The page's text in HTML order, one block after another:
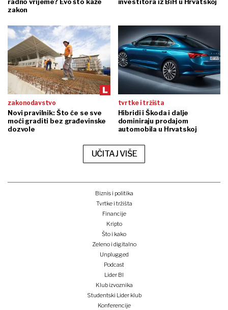
radno vrijeme? Evo što kaže
zakon
investitora iz BiH u Hrvatskoj
zakonodavstvo
Novi pravilnik: Što će se sve
moći graditi bez građevinske
dozvole
tvrtke i tržišta
Hibridi i Škoda i dalje
dominiraju prodajom
automobila u Hrvatskoj
UČITAJ VIŠE
Biznis i politika
Tvrtke i tržišta
Financije
Kripto
Što i kako
Zeleno i digitalno
Unplugged
Podcast
Lider BI
Klub izvoznika
Studentski Lider klub
Konferencije